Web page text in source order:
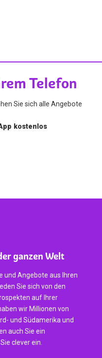
Telefon
Sie sich alle Angebote
kostenlos
ganzen Welt
und Angebote aus Ihren
Sie sich von den
auf Ihrer
wir Millionen von
und Südamerika und
auch Sie ein
clever ein.